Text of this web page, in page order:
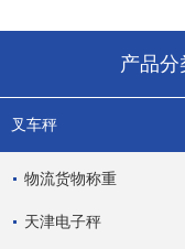
产品分
叉车秤
物流货物称重
天津电子秤